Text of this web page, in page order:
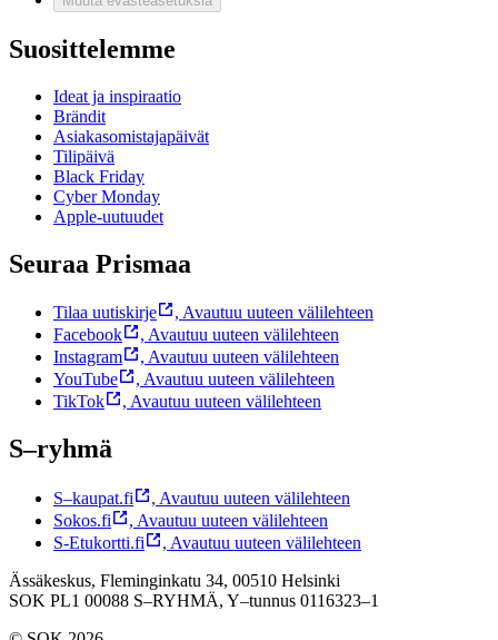
Suosittelemme
Ideat ja inspiraatio
Brändit
Asiakasomistajapäivät
Tilipäivä
Black Friday
Cyber Monday
Apple-uutuudet
Seuraa Prismaa
Tilaa uutiskirje , Avautuu uuteen välilehteen
Facebook
, Avautuu uuteen välilehteen
Instagram
, Avautuu uuteen välilehteen
YouTube
, Avautuu uuteen välilehteen
TikTok
, Avautuu uuteen välilehteen
S–ryhmä
S–kaupat.fi , Avautuu uuteen välilehteen
Sokos.fi
, Avautuu uuteen välilehteen
S-Etukortti.fi
, Avautuu uuteen välilehteen
Ässäkeskus, Fleminginkatu 34, 00510 Helsinki
SOK PL1 00088 S–RYHMÄ, Y–tunnus 0116323–1